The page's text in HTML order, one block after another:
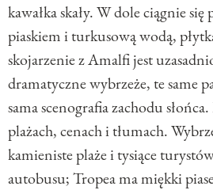
kawałka skały. W dole ciągnie się
piaskiem i turkusową wodą,
skojarzenie z Amalfi jest
dramatyczne wybrzeże, te same
sama scenografia zachodu
plażach, cenach i tłumach.
kamieniste plaże i tysiące
autobusu; Tropea ma miękki